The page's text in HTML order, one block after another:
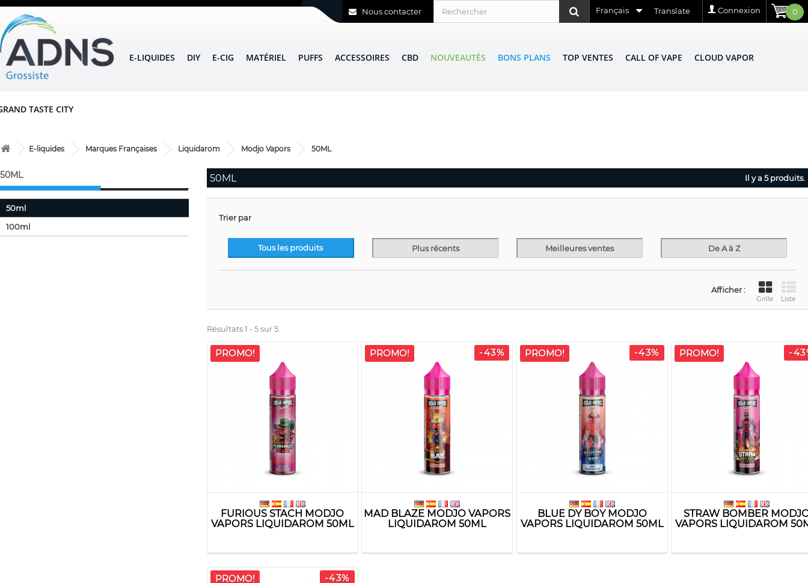
0
Connexion
Translate
Français
Nous contacter
E-LIQUIDES DIY E-CIG MATÉRIEL PUFFS ACCESSOIRES CBD NOUVEAUTÉS BONS PLANS TOP VENTES CALL OF VAPE CLOUD VAPOR
TASTE CITY
E-liquides Marques Françaises Liquidarom Modjo Vapors 50ML
50ML
50ml
100ml
50ML Il y a 5 produits.
Trier par
Tous les produits Plus récents Meilleures ventes De A à Z
Afficher :
Grille Liste
Résultats 1 - 5 sur 5.
PROMO!
FURIOUS STACH MODJO
VAPORS LIQUIDAROM 50ML
PROMO! -43%
MAD BLAZE MODJO VAPORS
LIQUIDAROM 50ML
PROMO! -43%
BLUE DY BOY MODJO
VAPORS LIQUIDAROM 50ML
PROMO! -
STRAW BOMBER
VAPORS LIQUIDAROM
PROMO! -43%